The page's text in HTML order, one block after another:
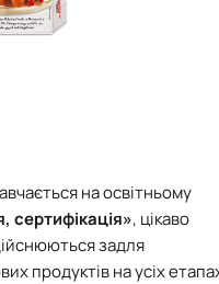
на освітньому
сертифікація», цікаво
задля
продуктів на усіх